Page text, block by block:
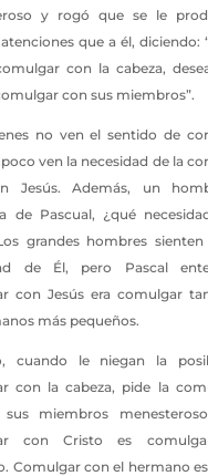
y rogó que se le
que a él, diciendo:
con la cabeza,
con sus miembros”.
no ven el sentido de
ven la necesidad de la
Jesús. Además, un
de Pascual, ¿qué
grandes hombres sienten
de Él, pero Pascal
con Jesús era comulgar
más pequeños.
cuando le niegan la
con la cabeza, pide la
miembros
con Cristo es
Comulgar con el hermano